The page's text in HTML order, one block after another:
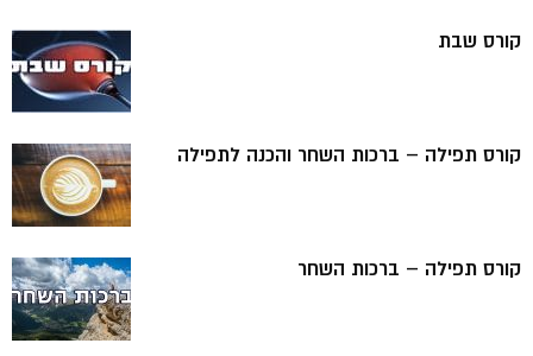
קורס שבת
קורס תפילה – ברכות השחר והכנה לתפילה
קורס תפילה – ברכות השחר